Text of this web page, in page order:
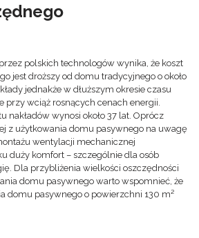
polskich technologów wynika, że koszt
jest droższy od domu tradycyjnego o około
jednakże w dłuższym okresie czasu
przy wciąż rosnących cenach energii.
nakładów wynosi około 37 lat. Oprócz
z użytkowania domu pasywnego na uwagę
wentylacji mechanicznej
duży komfort – szczególnie dla osób
Dla przybliżenia wielkości oszczędności
domu pasywnego warto wspomnieć, że
domu pasywnego o powierzchni 130 m²